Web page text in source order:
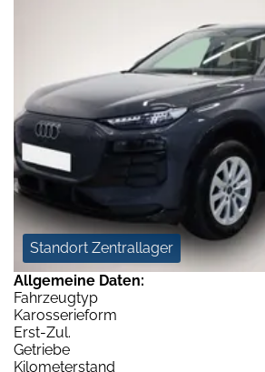
Standort Zentrallager
Allgemeine Daten:
Fahrzeugtyp
Karosserieform
Erst-Zul.
Getriebe
Kilometerstand